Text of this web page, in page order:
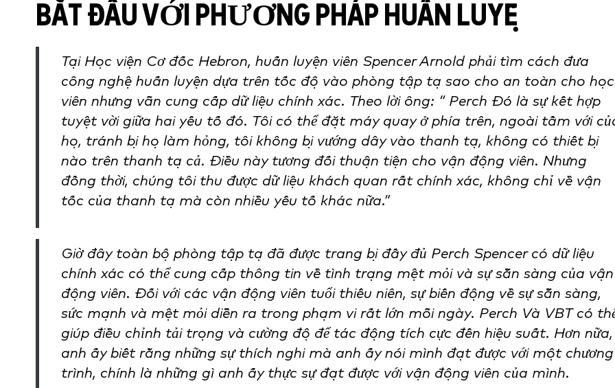
BẮT ĐẦU VỚI PHƯƠNG PHÁP HUẤN LUYỆ
Tại Học viện Cơ đốc Hebron, huấn luyện viên Spencer Arnold phải tìm cách đưa
công nghệ huấn luyện dựa trên tốc độ vào phòng tập tạ sao cho an toàn cho học
viên nhưng vẫn cung cấp dữ liệu chính xác. Theo lời ông: “ Perch Đó là sự kết hợp
tuyệt vời giữa hai yếu tố đó. Tôi có thể đặt máy quay ở phía trên, ngoài tầm với
họ, tránh bị họ làm hỏng, tôi không bị vướng dây vào thanh tạ, không có thiết bị
nào trên thanh tạ cả. Điều này tương đối thuận tiện cho vận động viên. Nhưng
đồng thời, chúng tôi thu được dữ liệu khách quan rất chính xác, không chỉ về vận
tốc của thanh tạ mà còn nhiều yếu tố khác nữa.”
Giờ đây toàn bộ phòng tập tạ đã được trang bị đầy đủ Perch Spencer có dữ liệu
chính xác có thể cung cấp thông tin về tình trạng mệt mỏi và sự sẵn sàng của vận
động viên. Đối với các vận động viên tuổi thiếu niên, sự biến động về sự sẵn sàng,
sức mạnh và mệt mỏi diễn ra trong phạm vi rất lớn mỗi ngày. Perch Và VBT có
giúp điều chỉnh tải trọng và cường độ để tác động tích cực đến hiệu suất. Hơn nữa,
anh ấy biết rằng những sự thích nghi mà anh ấy nói mình đạt được với một chương
trình, chính là những gì anh ấy thực sự đạt được với vận động viên của mình.